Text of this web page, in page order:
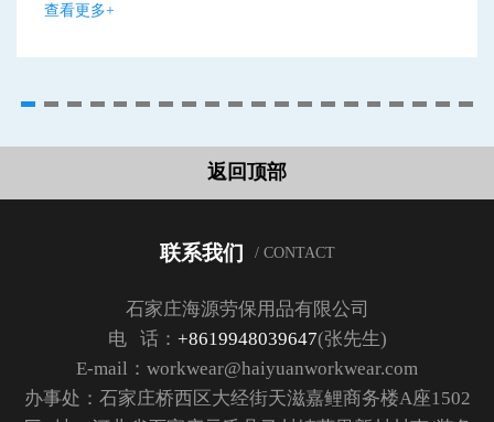
查看更多+
返回顶部
联系我们 / CONTACT
石家庄海源劳保用品有限公司
电 话： +8619948039647(张先生)
E-mail：workwear@haiyuanworkwear.com
办事处：石家庄桥西区大经街天滋嘉鲤商务楼A座1502